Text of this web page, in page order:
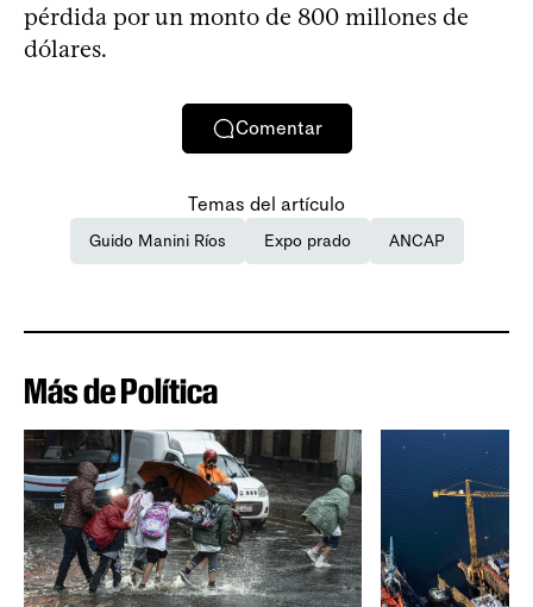
pérdida por un monto de 800 millones de
dólares.
Comentar
Temas del artículo
Guido Manini Ríos Expo prado ANCAP
Más de Política